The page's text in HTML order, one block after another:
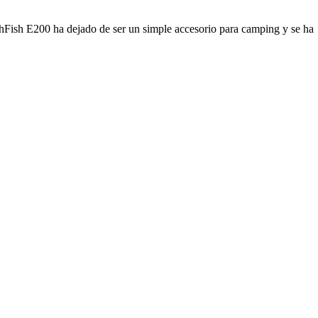
E200 ha dejado de ser un simple accesorio para camping y se ha